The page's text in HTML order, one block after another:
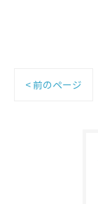
< 前のページ